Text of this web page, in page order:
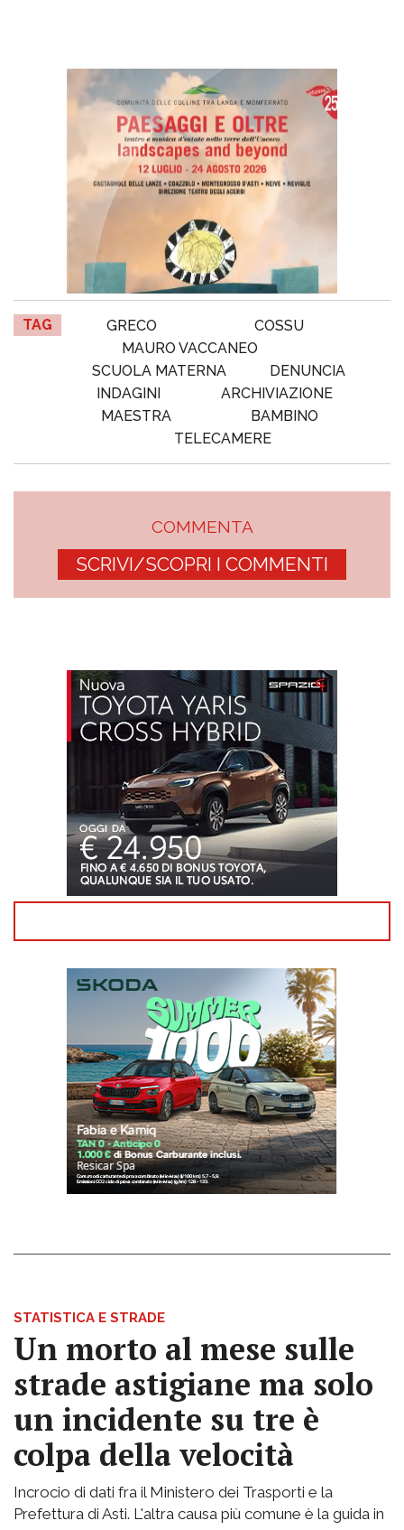
TAG GRECO
COSSU
MAURO VACCANEO
SCUOLA MATERNA
DENUNCIA
INDAGINI
ARCHIVIAZIONE
MAESTRA
BAMBINO
TELECAMERE
COMMENTA
SCRIVI/SCOPRI I COMMENTI
STATISTICA E STRADE
Un morto al mese sulle
strade astigiane ma solo
un incidente su tre è
colpa della velocità
Incrocio di dati fra il Ministero dei Trasporti e la
Prefettura di Asti. L'altra causa più comune è la guida in